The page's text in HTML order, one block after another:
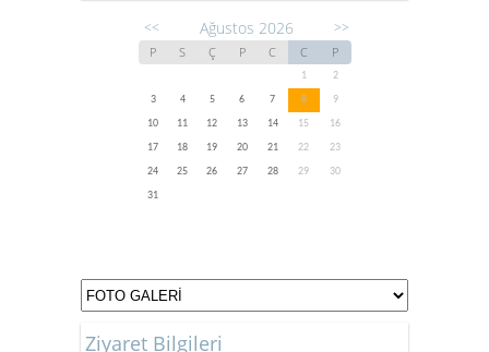
<< Ağustos 2026 >>
P S Ç P C C P
1
2
3
4 5 6 7 8
9
10
11 12 13 14 15
16
17
18 19 20 21 22
23
24
25 26 27 28 29
30
31
Ziyaret Bilgileri